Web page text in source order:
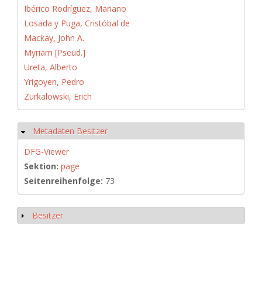
Ibérico Rodríguez, Mariano
Losada y Puga, Cristóbal de
Mackay, John A.
Myriam [Pseud.]
Ureta, Alberto
Yrigoyen, Pedro
Zurkalowski, Erich
Hide
Metadaten Besitzer
DFG-Viewer
Sektion: page
Seitenreihenfolge: 73
Show
Besitzer